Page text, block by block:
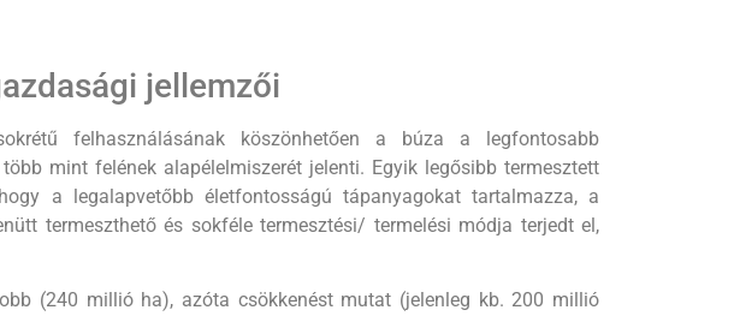
jellemzői
felhasználásának köszönhetően a búza a legfontosabb
mint felének alapélelmiszerét jelenti. Egyik legősibb termesztett
a legalapve­tőbb életfontosságú tápanyagokat tartalmazza, a
termeszthető és sokféle termesztési/ termelési módja terjedt el,
(240 millió ha), azóta csökkenést mutat (jelenleg kb. 200 millió